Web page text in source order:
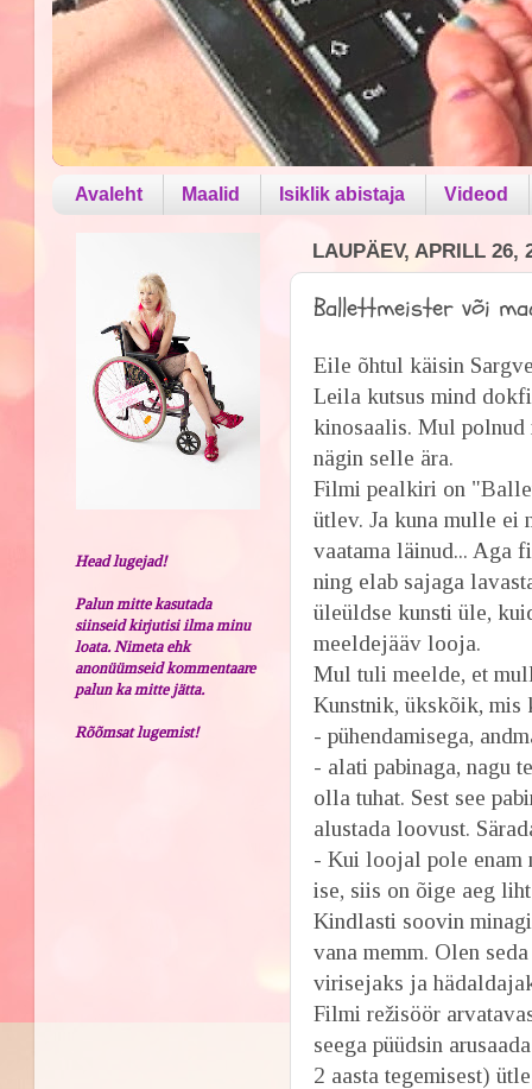
Avaleht Maalid Isiklik abistaja Videod
LAUPÄEV, APRILL 26,
Ballettmeister või
Eile õhtul käisin
Leila kutsus mind
kinosaalis. Mul polnud
nägin selle ära.
Filmi pealkiri on
ütlev. Ja kuna mulle
vaatama läinud... Aga
ning elab sajaga
üleüldse kunsti üle,
meeldejääv looja.
Mul tuli meelde, et
Kunstnik, ükskõik, mis
- pühendamisega,
- alati pabinaga, nagu
olla tuhat. Sest see
alustada loovust.
- Kui loojal pole enam
ise, siis on õige aeg
Kindlasti soovin
vana memm. Olen
virisejaks ja
Filmi režisöör
seega püüdsin
2 aasta tegemisest)
Head lugejad!
Palun mitte kasutada
siinseid kirjutisi ilma minu
loata. Nimeta ehk
anonüümseid kommentaare
palun ka mitte jätta.
Rõõmsat lugemist!